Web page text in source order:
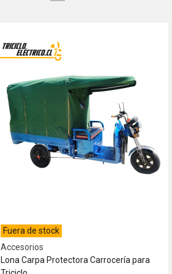
Fuera de stock
Accesorios
Lona Carpa Protectora Carrocería para